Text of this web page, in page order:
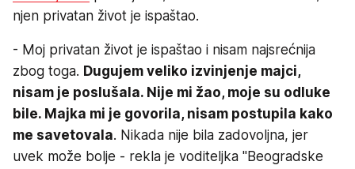
njen privatan život je ispaštao.
- Moj privatan život je ispaštao i nisam najsrećnija
zbog toga. Dugujem veliko izvinjenje majci,
nisam je poslušala. Nije mi žao, moje su odluke
bile. Majka mi je govorila, nisam postupila kako
me savetovala. Nikada nije bila zadovoljna, jer
uvek može bolje - rekla je voditeljka "Beogradske